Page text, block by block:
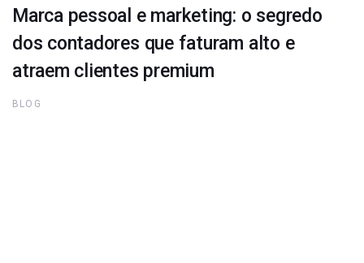
Marca pessoal e marketing: o segredo
dos contadores que faturam alto e
atraem clientes premium
BLOG